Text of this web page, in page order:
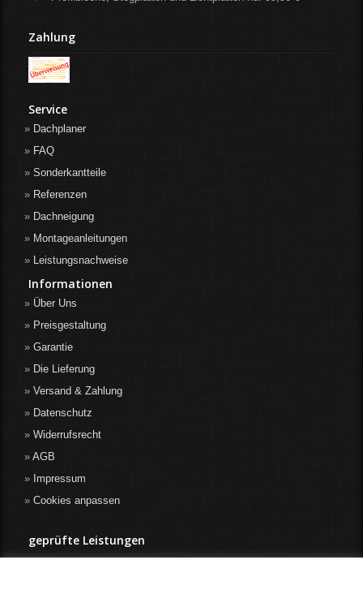
Zahlung
Service
Dachplaner
FAQ
Sonderkantteile
Referenzen
Dachneigung
Montageanleitungen
Leistungsnachweise
Informationen
Über Uns
Preisgestaltung
Garantie
Die Lieferung
Versand & Zahlung
Datenschutz
Widerrufsrecht
AGB
Impressum
Cookies anpassen
geprüfte Leistungen